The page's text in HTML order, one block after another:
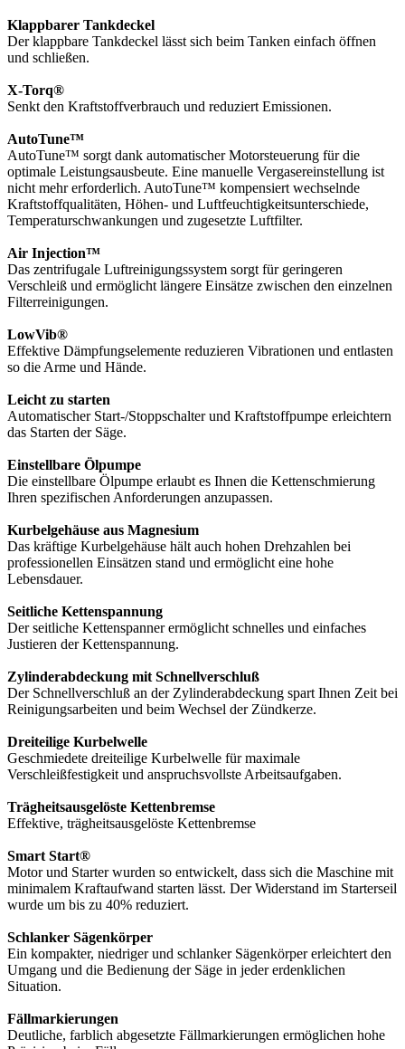
Klappbarer Tankdeckel
Der klappbare Tankdeckel lässt sich beim Tanken einfach öffnen
und schließen.
X-Torq®
Senkt den Kraftstoffverbrauch und reduziert Emissionen.
AutoTune™
AutoTune™ sorgt dank automatischer Motorsteuerung für die
optimale Leistungsausbeute. Eine manuelle Vergasereinstellung ist
nicht mehr erforderlich. AutoTune™ kompensiert wechselnde
Kraftstoffqualitäten, Höhen- und Luftfeuchtigkeitsunterschiede,
Temperaturschwankungen und zugesetzte Luftfilter.
Air Injection™
Das zentrifugale Luftreinigungssystem sorgt für geringeren
Verschleiß und ermöglicht längere Einsätze zwischen den einzelnen
Filterreinigungen.
LowVib®
Effektive Dämpfungselemente reduzieren Vibrationen und entlasten
so die Arme und Hände.
Leicht zu starten
Automatischer Start-/Stoppschalter und Kraftstoffpumpe erleichtern
das Starten der Säge.
Einstellbare Ölpumpe
Die einstellbare Ölpumpe erlaubt es Ihnen die Kettenschmierung
Ihren spezifischen Anforderungen anzupassen.
Kurbelgehäuse aus Magnesium
Das kräftige Kurbelgehäuse hält auch hohen Drehzahlen bei
professionellen Einsätzen stand und ermöglicht eine hohe
Lebensdauer.
Seitliche Kettenspannung
Der seitliche Kettenspanner ermöglicht schnelles und einfaches
Justieren der Kettenspannung.
Zylinderabdeckung mit Schnellverschluß
Der Schnellverschluß an der Zylinderabdeckung spart Ihnen Zeit bei
Reinigungsarbeiten und beim Wechsel der Zündkerze.
Dreiteilige Kurbelwelle
Geschmiedete dreiteilige Kurbelwelle für maximale
Verschleißfestigkeit und anspruchsvollste Arbeitsaufgaben.
Trägheitsausgelöste Kettenbremse
Effektive, trägheitsausgelöste Kettenbremse
Smart Start®
Motor und Starter wurden so entwickelt, dass sich die Maschine mit
minimalem Kraftaufwand starten lässt. Der Widerstand im Starterseil
wurde um bis zu 40% reduziert.
Schlanker Sägenkörper
Ein kompakter, niedriger und schlanker Sägenkörper erleichtert den
Umgang und die Bedienung der Säge in jeder erdenklichen
Situation.
Fällmarkierungen
Deutliche, farblich abgesetzte Fällmarkierungen ermöglichen hohe